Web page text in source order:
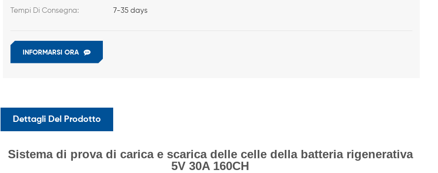
Tempi Di Consegna: 7-35 days
INFORMARSI ORA
Dettagli Del Prodotto
Sistema di prova di carica e scarica delle celle della batteria rigenerativa
5V 30A 160CH